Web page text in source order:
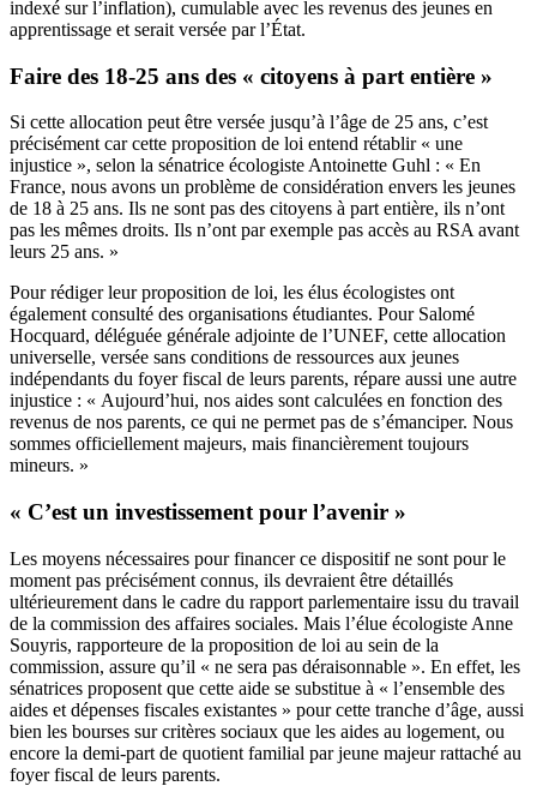
indexé sur l’inflation), cumulable avec les revenus des jeunes en
apprentissage et serait versée par l’État.
Faire des 18-25 ans des « citoyens à part entière »
Si cette allocation peut être versée jusqu’à l’âge de 25 ans, c’est
précisément car cette proposition de loi entend rétablir « une
injustice », selon la sénatrice écologiste Antoinette Guhl : « En
France, nous avons un problème de considération envers les jeunes
de 18 à 25 ans. Ils ne sont pas des citoyens à part entière, ils n’ont
pas les mêmes droits. Ils n’ont par exemple pas accès au RSA avant
leurs 25 ans. »
Pour rédiger leur proposition de loi, les élus écologistes ont
également consulté des organisations étudiantes. Pour Salomé
Hocquard, déléguée générale adjointe de l’UNEF, cette allocation
universelle, versée sans conditions de ressources aux jeunes
indépendants du foyer fiscal de leurs parents, répare aussi une autre
injustice : « Aujourd’hui, nos aides sont calculées en fonction des
revenus de nos parents, ce qui ne permet pas de s’émanciper. Nous
sommes officiellement majeurs, mais financièrement toujours
mineurs. »
« C’est un investissement pour l’avenir »
Les moyens nécessaires pour financer ce dispositif ne sont pour le
moment pas précisément connus, ils devraient être détaillés
ultérieurement dans le cadre du rapport parlementaire issu du travail
de la commission des affaires sociales. Mais l’élue écologiste Anne
Souyris, rapporteure de la proposition de loi au sein de la
commission, assure qu’il « ne sera pas déraisonnable ». En effet, les
sénatrices proposent que cette aide se substitue à « l’ensemble des
aides et dépenses fiscales existantes » pour cette tranche d’âge, aussi
bien les bourses sur critères sociaux que les aides au logement, ou
encore la demi-part de quotient familial par jeune majeur rattaché au
foyer fiscal de leurs parents.